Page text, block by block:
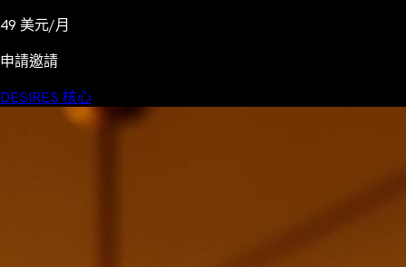
49 美元/月
申請邀請
DESIRES 核心